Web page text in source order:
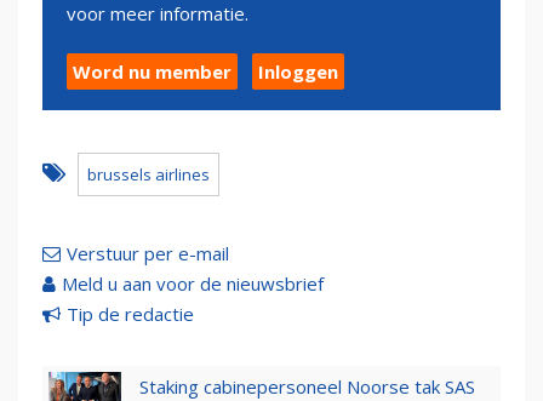
voor meer informatie.
Word nu member Inloggen
brussels airlines
Verstuur per e-mail
Meld u aan voor de nieuwsbrief
Tip de redactie
Staking cabinepersoneel Noorse tak SAS